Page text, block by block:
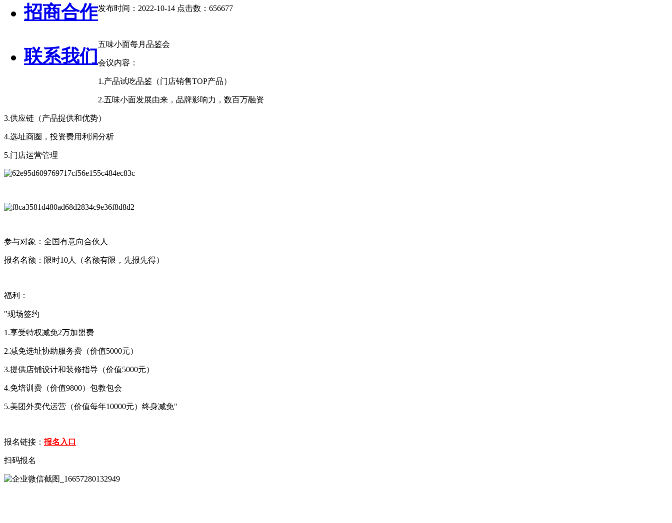
招商合作
联系我们
发布时间：2022-10-14 点击数：656677
五味小面每月品鉴会
会议内容：
1.产品试吃品鉴（门店销售TOP产品）
2.五味小面发展由来，品牌影响力，数百万融资
3.供应链（产品提供和优势）
4.选址商圈，投资费用利润分析
5.门店运营管理
参与对象：全国有意向合伙人
报名名额：限时10人（名额有限，先报先得）
福利：
"现场签约
1.享受特权减免2万加盟费
2.减免选址协助服务费（价值5000元）
3.提供店铺设计和装修指导（价值5000元）
4.免培训费（价值9800）包教包会
5.美团外卖代运营（价值每年10000元）终身减免"
报名链接： 报名入口
扫码报名